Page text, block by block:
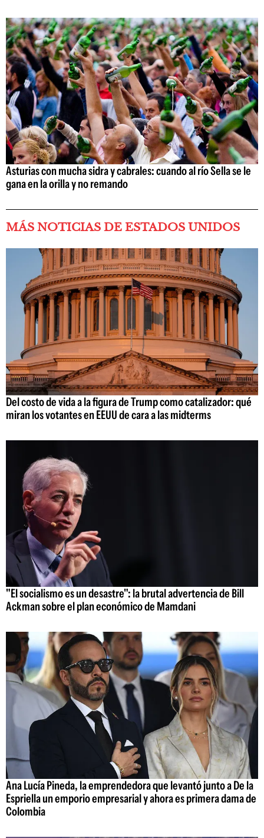
Asturias con mucha sidra y cabrales: cuando al río Sella se le
gana en la orilla y no remando
MÁS NOTICIAS DE ESTADOS UNIDOS
Del costo de vida a la figura de Trump como catalizador: qué
miran los votantes en EEUU de cara a las midterms
"El socialismo es un desastre": la brutal advertencia de Bill
Ackman sobre el plan económico de Mamdani
Ana Lucía Pineda, la emprendedora que levantó junto a De la
Espriella un emporio empresarial y ahora es primera dama de
Colombia